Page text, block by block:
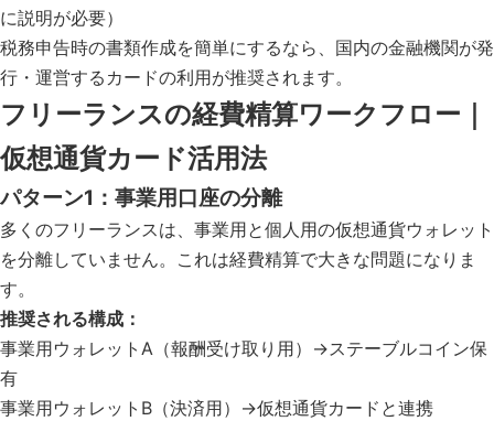
に説明が必要）
税務申告時の書類作成を簡単にするなら、国内の金融機関が発
行・運営するカードの利用が推奨されます。
フリーランスの経費精算ワークフロー｜
仮想通貨カード活用法
パターン1：事業用口座の分離
多くのフリーランスは、事業用と個人用の仮想通貨ウォレット
を分離していません。これは経費精算で大きな問題になりま
す。
推奨される構成：
事業用ウォレットA（報酬受け取り用）→ステーブルコイン保
有
事業用ウォレットB（決済用）→仮想通貨カードと連携